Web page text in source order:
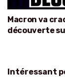
Macron va
découverte
Intéressant